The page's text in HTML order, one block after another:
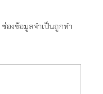
ช่องข้อมูลจำเป็นถูกทำ